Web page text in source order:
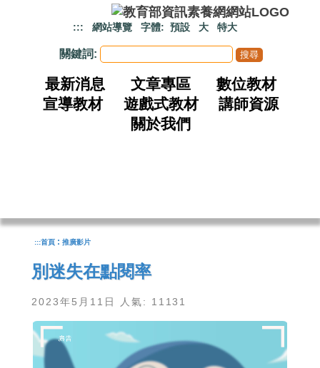
::: 網站導覽 字體: 預設 大 特大
關鍵詞:
最新消息 文章專區
數位教材
宣導教材
遊戲式教材
講師資源
關於我們
:::首頁 : 推廣影片
別迷失在點閱率
2023年5月11日 人氣: 11131